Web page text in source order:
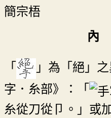
簡宗梧
「
」為「絕」
字．糸部》：「
糸從刀從卩。」或